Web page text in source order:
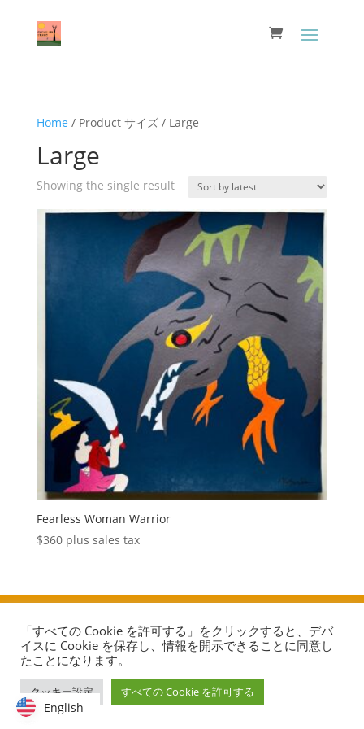
Home / Product サイズ / Large
Large
Showing the single result
Fearless Woman Warrior
$360 plus sales tax
Terms of Use & Privacy Policy
「すべての Cookie を許可する」をクリックすると、デバ
イスに Cookie を保存し、情報を開示できることに同意し
たことになります。
クッキー設定 すべての Cookie を許可する
English
English